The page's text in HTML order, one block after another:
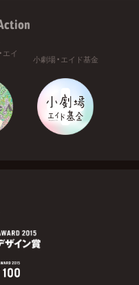
エイ
小劇場・エイド基金